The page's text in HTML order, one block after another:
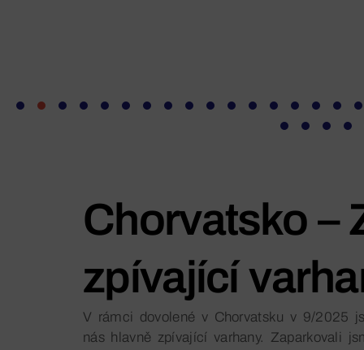
Chorvatsko –
zpívající
V rámci dovolené v Chorvatsku v 9/2025
nás hlavně zpívající varhany. Zaparkovali